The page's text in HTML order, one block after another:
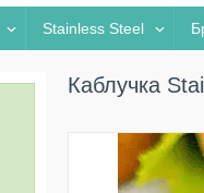
Stainless Steel
Каблучка